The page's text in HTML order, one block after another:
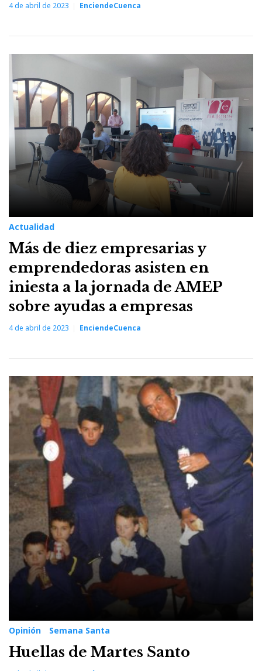
4 de abril de 2023 EnciendeCuenca
Actualidad
Más de diez empresarias y
emprendedoras asisten en
iniesta a la jornada de AMEP
sobre ayudas a empresas
4 de abril de 2023 EnciendeCuenca
Opinión Semana Santa
Huellas de Martes Santo